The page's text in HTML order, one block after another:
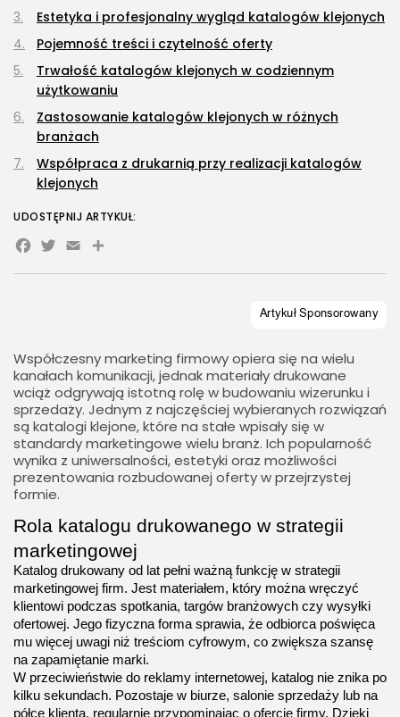
Współczesny marketing firmowy opiera się na wielu
kanałach komunikacji, jednak materiały drukowane
wciąż odgrywają istotną rolę w budowaniu wizerunku i
sprzedaży. Jednym z najczęściej wybieranych rozwiązań
są katalogi klejone, które na stałe wpisały się w
standardy marketingowe wielu branż. Ich popularność
wynika z uniwersalności, estetyki oraz możliwości
prezentowania rozbudowanej oferty w przejrzystej
formie.
Rola katalogu drukowanego w strategii
marketingowej
Katalog drukowany od lat pełni ważną funkcję w strategii
marketingowej firm. Jest materiałem, który można wręczyć
klientowi podczas spotkania, targów branżowych czy wysyłki
ofertowej. Jego fizyczna forma sprawia, że odbiorca poświęca
mu więcej uwagi niż treściom cyfrowym, co zwiększa szansę
na zapamiętanie marki.
W przeciwieństwie do reklamy internetowej, katalog nie znika po
kilku sekundach. Pozostaje w biurze, salonie sprzedaży lub na
półce klienta, regularnie przypominając o ofercie firmy. Dzięki
Estetyka i profesjonalny wygląd katalogów klejonych
Pojemność treści i czytelność oferty
Trwałość katalogów klejonych w codziennym
użytkowaniu
Zastosowanie katalogów klejonych w różnych
branżach
Współpraca z drukarnią przy realizacji katalogów
klejonych
UDOSTĘPNIJ ARTYKUŁ:
Facebook
Twitter
EmailShare